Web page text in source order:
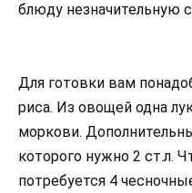
блюду незначительную
Для готовки вам
риса. Из овощей одна
моркови.
которого нужно 2 ст.л.
потребуется 4